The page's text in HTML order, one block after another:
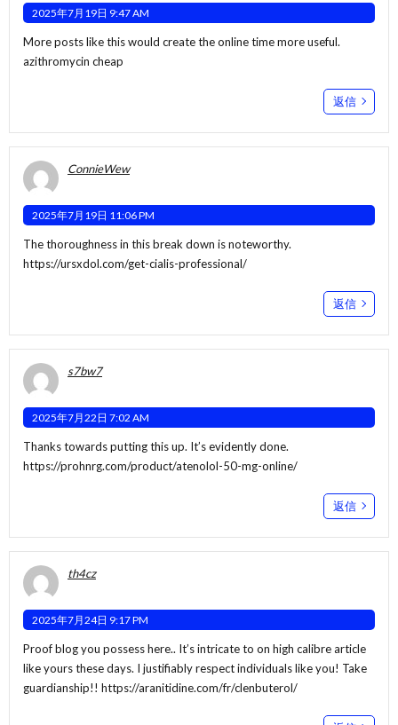
2025年7月19日 9:47 AM
More posts like this would create the online time more useful.
azithromycin cheap
返信
ConnieWew
2025年7月19日 11:06 PM
The thoroughness in this break down is noteworthy.
https://ursxdol.com/get-cialis-professional/
返信
s7bw7
2025年7月22日 7:02 AM
Thanks towards putting this up. It’s evidently done.
https://prohnrg.com/product/atenolol-50-mg-online/
返信
th4cz
2025年7月24日 9:17 PM
Proof blog you possess here.. It’s intricate to on high calibre article
like yours these days. I justifiably respect individuals like you! Take
guardianship!! https://aranitidine.com/fr/clenbuterol/